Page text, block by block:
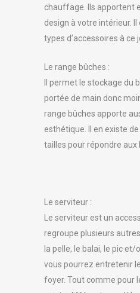
chauffage. Ils apportent
design à votre intérieur.
types d’accessoires à ce
Le range bûches :
Il permet le stockage du
portée de main donc
range bûches apporte
esthétique. Il en existe
tailles pour répondre aux
Le serviteur :
Le serviteur est un
regroupe plusieurs
la pelle, le balai, le pic et/
vous pourrez entretenir
foyer. Tout comme pour